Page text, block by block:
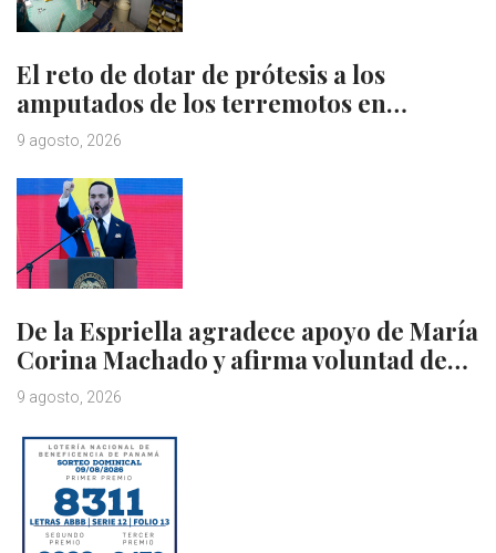
El reto de dotar de prótesis a los
amputados de los terremotos en…
9 agosto, 2026
De la Espriella agradece apoyo de María
Corina Machado y afirma voluntad de…
9 agosto, 2026